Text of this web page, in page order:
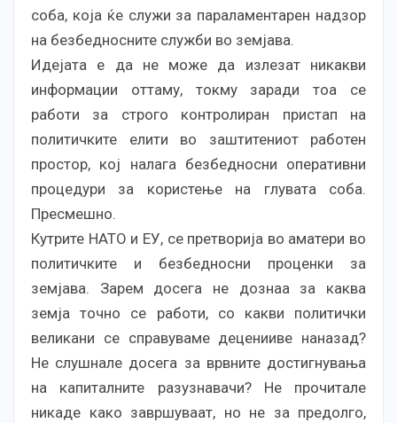
соба, која ќе служи за параламентарен надзор
на безбедносните служби во земјава.
Идејата е да не може да излезат никакви
информации оттаму, токму заради тоа се
работи за строго контролиран пристап на
политичките елити во заштитениот работен
простор, кој налага безбедносни оперативни
процедури за користење на глувата соба.
Пресмешно.
Кутрите НАТО и ЕУ, се претворија во аматери во
политичките и безбедносни проценки за
земјава. Зарем досега не дознаа за каква
земја точно се работи, со какви политички
великани се справуваме деценииве наназад?
Не слушнале досега за врвните достигнувања
на капиталните разузнавачи? Не прочитале
никаде како завршуваат, но не за предолго,